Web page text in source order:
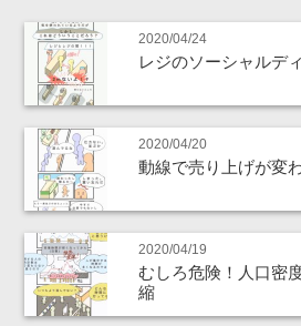
2020/04/24
レジのソーシャルデ
2020/04/20
動線で売り上げが変
2020/04/19
むしろ危険！人口密
縮